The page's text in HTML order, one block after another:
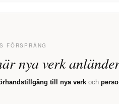
FÖRSPRÅNG
nya verk
till nya verk och